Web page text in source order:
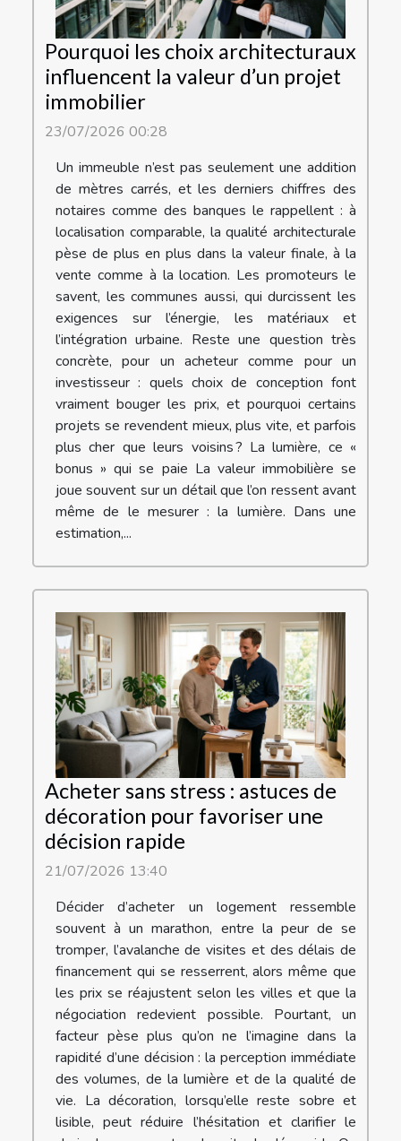
Pourquoi les choix architecturaux
influencent la valeur d’un projet
immobilier
23/07/2026 00:28
Un immeuble n’est pas seulement une addition
de mètres carrés, et les derniers chiffres des
notaires comme des banques le rappellent : à
localisation comparable, la qualité architecturale
pèse de plus en plus dans la valeur finale, à la
vente comme à la location. Les promoteurs le
savent, les communes aussi, qui durcissent les
exigences sur l’énergie, les matériaux et
l’intégration urbaine. Reste une question très
concrète, pour un acheteur comme pour un
investisseur : quels choix de conception font
vraiment bouger les prix, et pourquoi certains
projets se revendent mieux, plus vite, et parfois
plus cher que leurs voisins ? La lumière, ce «
bonus » qui se paie La valeur immobilière se
joue souvent sur un détail que l’on ressent avant
même de le mesurer : la lumière. Dans une
estimation,...
Acheter sans stress : astuces de
décoration pour favoriser une
décision rapide
21/07/2026 13:40
Décider d’acheter un logement ressemble
souvent à un marathon, entre la peur de se
tromper, l’avalanche de visites et des délais de
financement qui se resserrent, alors même que
les prix se réajustent selon les villes et que la
négociation redevient possible. Pourtant, un
facteur pèse plus qu’on ne l’imagine dans la
rapidité d’une décision : la perception immédiate
des volumes, de la lumière et de la qualité de
vie. La décoration, lorsqu’elle reste sobre et
lisible, peut réduire l’hésitation et clarifier le